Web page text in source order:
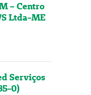
– Centro
Ltda-ME
Serviços
0)